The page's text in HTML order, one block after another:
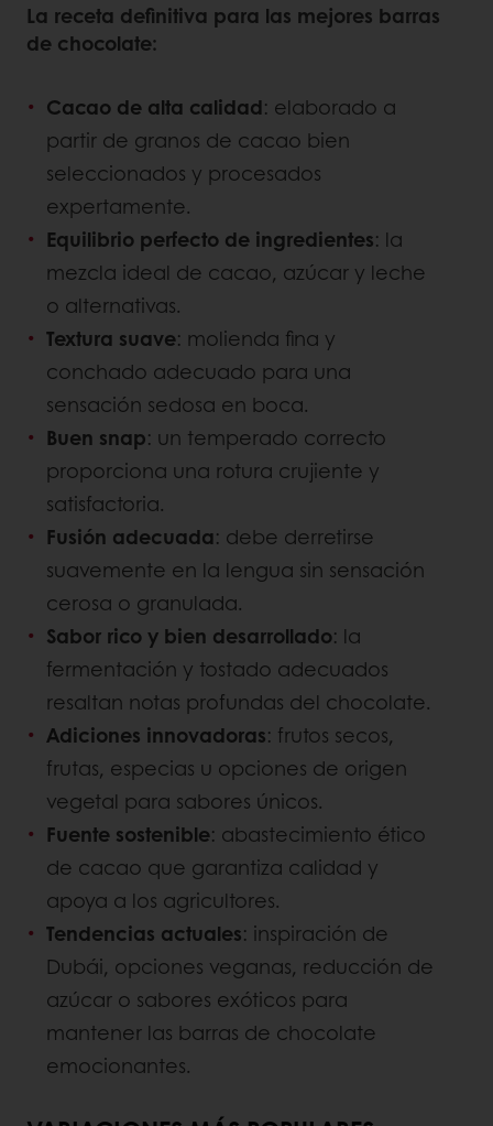
La receta definitiva para las mejores barras
de chocolate:
Cacao de alta calidad: elaborado a
partir de granos de cacao bien
seleccionados y procesados
expertamente.
Equilibrio perfecto de ingredientes: la
mezcla ideal de cacao, azúcar y leche
o alternativas.
Textura suave: molienda fina y
conchado adecuado para una
sensación sedosa en boca.
Buen snap: un temperado correcto
proporciona una rotura crujiente y
satisfactoria.
Fusión adecuada: debe derretirse
suavemente en la lengua sin sensación
cerosa o granulada.
Sabor rico y bien desarrollado: la
fermentación y tostado adecuados
resaltan notas profundas del chocolate.
Adiciones innovadoras: frutos secos,
frutas, especias u opciones de origen
vegetal para sabores únicos.
Fuente sostenible: abastecimiento ético
de cacao que garantiza calidad y
apoya a los agricultores.
Tendencias actuales: inspiración de
Dubái, opciones veganas, reducción de
azúcar o sabores exóticos para
mantener las barras de chocolate
emocionantes.